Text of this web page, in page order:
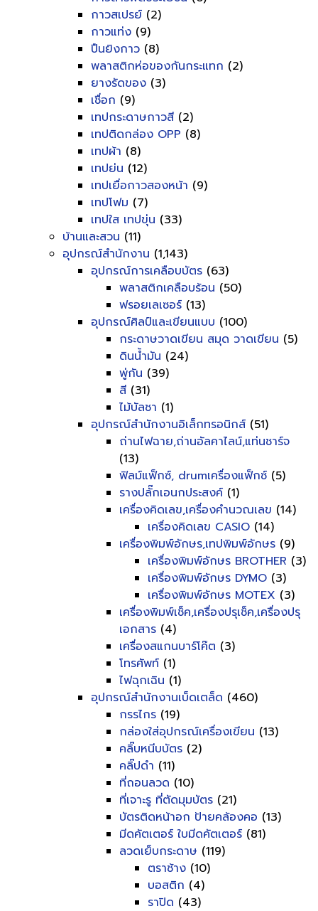
กาวสเปรย์ (2)
กาวแท่ง (9)
ปืนยิงกาว (8)
พลาสติกห่อของกันกระแทก (2)
ยางรัดของ (3)
เชื่อก (9)
เทปกระดาษกาวสี (2)
เทปติดกล่อง OPP (8)
เทปผ้า (8)
เทปย่น (12)
เทปเยื่อกาวสองหน้า (9)
เทปโฟม (7)
เทปใส เทปขุ่น (33)
บ้านและสวน (11)
อุปกรณ์สำนักงาน (1,143)
อุปกรณ์การเคลือบบัตร (63)
พลาสติกเคลือบร้อน (50)
ฟรอยเลเซอร์ (13)
อุปกรณ์ศิลป์และเขียนแบบ (100)
กระดาษวาดเขียน สมุด วาดเขียน (5)
ดินน้ำมัน (24)
พู่กัน (39)
สี (31)
ไม้บัลชา (1)
อุปกรณ์สำนักงานอิเล็กทรอนิกส์ (51)
ถ่านไฟฉาย,ถ่านอัลคาไลน์,แท่นชาร์จ
(13)
ฟิลม์แฟ็กซ์, drumเครื่องแฟ็กซ์ (5)
รางปลั๊กเอนกประสงค์ (1)
เครื่องคิดเลข,เครื่องคำนวณเลข (14)
เครื่องคิดเลข CASIO (14)
เครื่องพิมพ์อักษร,เทปพิมพ์อักษร (9)
เครื่องพิมพ์อักษร BROTHER (3)
เครื่องพิมพ์อักษร DYMO (3)
เครื่องพิมพ์อักษร MOTEX (3)
เครื่องพิมพ์เช็ค,เครื่องปรุเช็ค,เครื่องปรุ
เอกสาร (4)
เครื่องสแกนบาร์โค๊ต (3)
โทรศัพท์ (1)
ไฟฉุกเฉิน (1)
อุปกรณ์สำนักงานเบ็ดเตล็ด (460)
กรรไกร (19)
กล่องใส่อุปกรณ์เครื่องเขียน (13)
คลิ๊บหนีบบัตร (2)
คลิ๊ปดำ (11)
ที่ถอนลวด (10)
ที่เจาะรู ที่ตัดมุมบัตร (21)
บัตรติดหน้าอก ป้ายคล้องคอ (13)
มีดคัตเตอร์ ใบมีดคัตเตอร์ (81)
ลวดเย็บกระดาษ (119)
ตราช้าง (10)
บอสติก (4)
ราปิด (43)